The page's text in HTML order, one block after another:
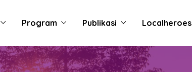
Program Publikasi Localheroes